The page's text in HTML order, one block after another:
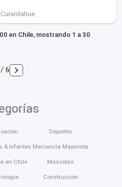
Curanilahue
en Chile, mostrando 1 a 30
6
& Infantes
en Chile
Deportes
Mercancía Mayorista
Mascotas
Construcción